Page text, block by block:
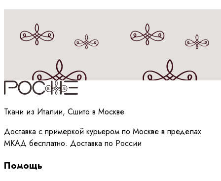
Принимаюполитикуобработки данных
Ткани из Италии, Сшито в Москве
Доставка с примеркой курьером по Москве в пределах
МКАД бесплатно. Доставка по России
Помощь